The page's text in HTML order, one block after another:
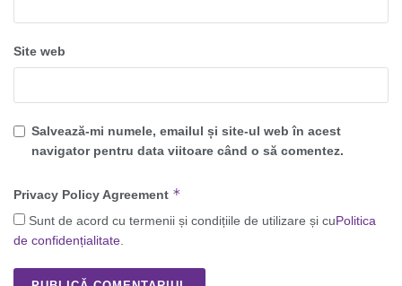
Site web
Salvează-mi numele, emailul și site-ul web în acest
navigator pentru data viitoare când o să comentez.
Privacy Policy Agreement *
Sunt de acord cu termenii și condițiile de utilizare și cuPolitica
de confidențialitate.